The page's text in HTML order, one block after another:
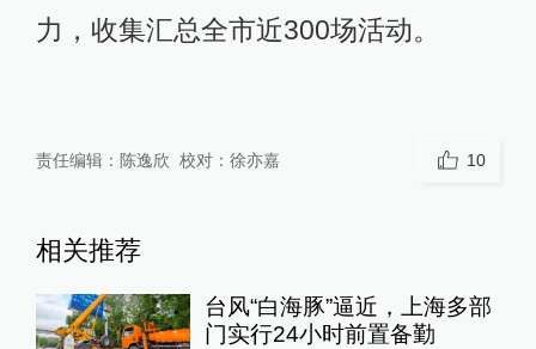
力，收集汇总全市近300场活动。
责任编辑： 陈逸欣 校对： 徐亦嘉 10
相关推荐
台风“白海豚”逼近，上海多部
门实行24小时前置备勤